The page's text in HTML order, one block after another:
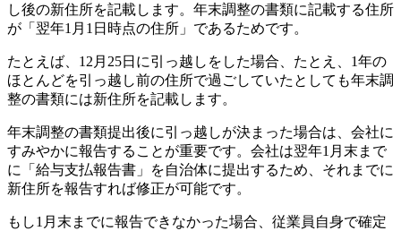
し後の新住所を記載します。年末調整の書類に記載する住所
が「翌年1月1日時点の住所」であるためです。
たとえば、12月25日に引っ越しをした場合、たとえ、1年の
ほとんどを引っ越し前の住所で過ごしていたとしても年末調
整の書類には新住所を記載します。
年末調整の書類提出後に引っ越しが決まった場合は、会社に
すみやかに報告することが重要です。会社は翌年1月末まで
に「給与支払報告書」を自治体に提出するため、それまでに
新住所を報告すれば修正が可能です。
もし1月末までに報告できなかった場合、従業員自身で確定